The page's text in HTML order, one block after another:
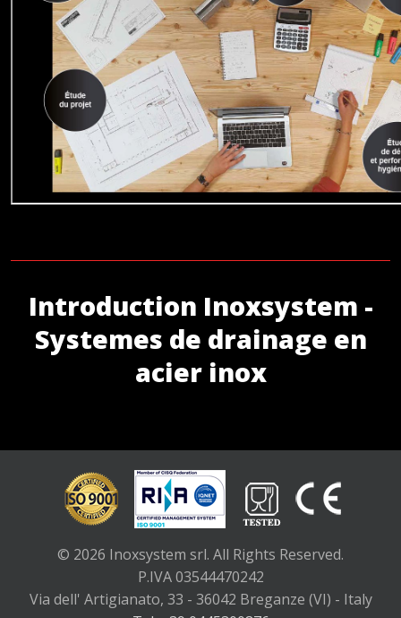
Introduction Inoxsystem -
Systemes de drainage en
acier inox
© 2026 Inoxsystem srl. All Rights Reserved.
P.IVA 03544470242
Via dell' Artigianato, 33 - 36042 Breganze (VI) - Italy